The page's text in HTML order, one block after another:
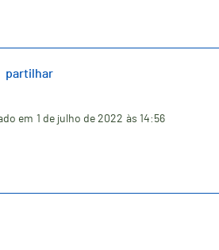
partilhar
em 1 de julho de 2022 às 14:56